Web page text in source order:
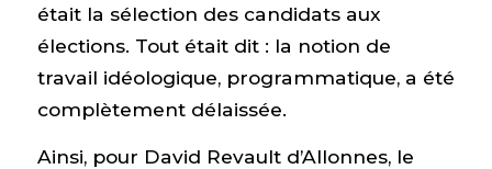
était la sélection des candidats aux
élections. Tout était dit : la notion de
travail idéologique, programmatique, a été
complètement délaissée.
Ainsi, pour David Revault d’Allonnes, le